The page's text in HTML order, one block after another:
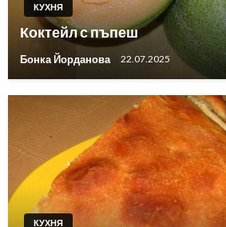
КУХНЯ
Коктейл с пъпеш
Бонка Йорданова 22.07.2025
КУХНЯ